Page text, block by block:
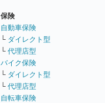
保険
自動車保険
└ ダイレクト型
└ 代理店型
バイク保険
└ ダイレクト型
└ 代理店型
自転車保険